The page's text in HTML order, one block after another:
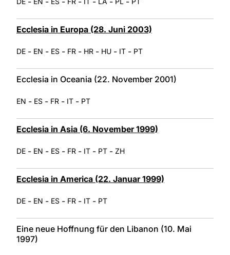
Ecclesia in Europa (28. Juni 2003)
DE - EN - ES - FR - HR - HU - IT - PT
Ecclesia in Oceania (22. November 2001)
EN - ES - FR - IT - PT
Ecclesia in Asia (6. November 1999)
DE - EN - ES - FR - IT - PT - ZH
Ecclesia in America (22. Januar 1999)
DE - EN - ES - FR - IT - PT
Eine neue Hoffnung für den Libanon (10. Mai
1997)